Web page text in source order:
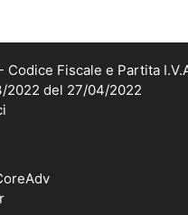
Codice Fiscale e Partita
2022 del 27/04/2022